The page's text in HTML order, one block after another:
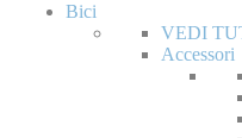
Bici
VEDI
Accessori